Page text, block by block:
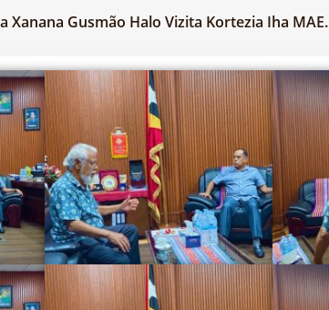
Xanana Gusmão Halo Vizita Kortezia Iha MAE.